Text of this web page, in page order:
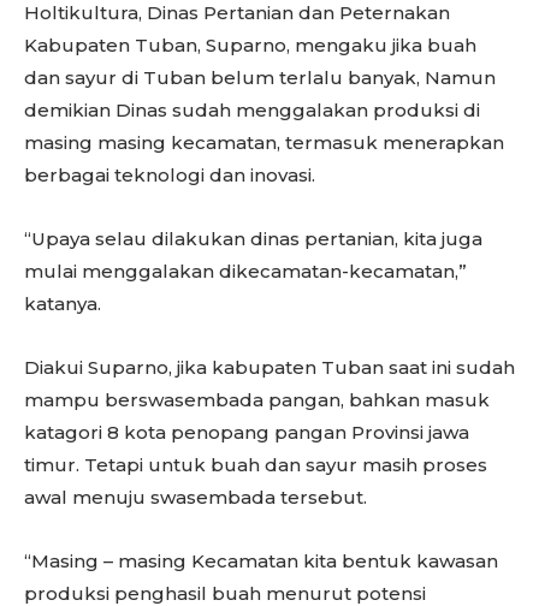
Holtikultura, Dinas Pertanian dan Peternakan
Kabupaten Tuban, Suparno, mengaku jika buah
dan sayur di Tuban belum terlalu banyak, Namun
demikian Dinas sudah menggalakan produksi di
masing masing kecamatan, termasuk menerapkan
berbagai teknologi dan inovasi.
“Upaya selau dilakukan dinas pertanian, kita juga
mulai menggalakan dikecamatan-kecamatan,”
katanya.
Diakui Suparno, jika kabupaten Tuban saat ini sudah
mampu berswasembada pangan, bahkan masuk
katagori 8 kota penopang pangan Provinsi jawa
timur. Tetapi untuk buah dan sayur masih proses
awal menuju swasembada tersebut.
“Masing – masing Kecamatan kita bentuk kawasan
produksi penghasil buah menurut potensi